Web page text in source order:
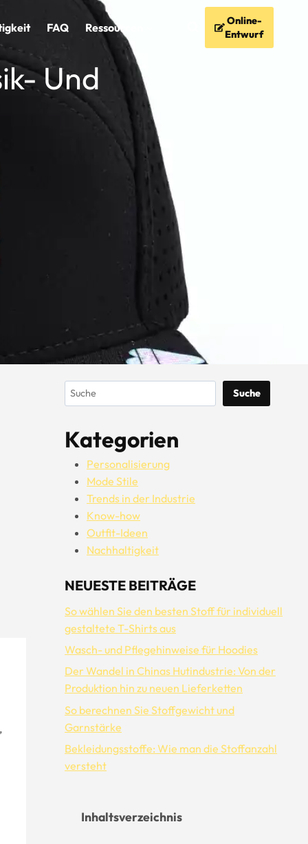
FAQ Ressourcen
Online-
Entwurf
Und
Suchen Suche
Kategorien
Personalisierung
Mode Stile
Trends in der Industrie
Know-how
Outfit-Ideen
Nachhaltigkeit
NEUESTE BEITRÄGE
So wählen Sie den besten Stoff für individuell
gestaltete T-Shirts aus
Wasch- und Pflegehinweise für Hoodies
Der Wandel in Chinas Hutindustrie: Von der
Produktion hin zu neuen Lieferketten
So berechnen Sie Stoffgewicht und
Garnstärke
Bekleidungsstoffe: Wie man die Stoffanzahl
versteht
Inhaltsverzeichnis